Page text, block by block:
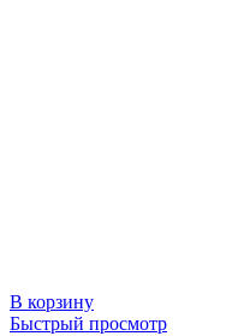
В корзину
Быстрый просмотр